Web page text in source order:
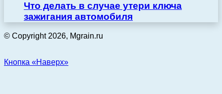
Что делать в случае утери ключа
зажигания автомобиля
© Copyright 2026, Mgrain.ru
Кнопка «Наверх»